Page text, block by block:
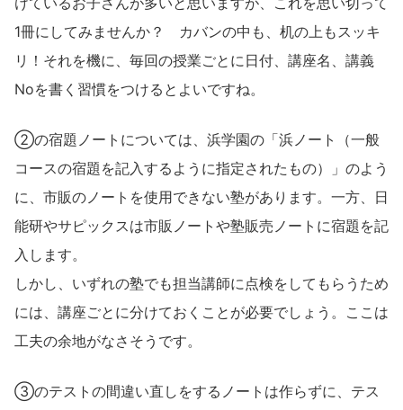
1冊にしてみませんか？ カバンの中も、机の上もスッキ
リ！それを機に、毎回の授業ごとに日付、講座名、講義
Noを書く習慣をつけるとよいですね。
②の宿題ノートについては、浜学園の「浜ノート（一般
コースの宿題を記入するように指定されたもの）」のよう
に、市販のノートを使用できない塾があります。一方、日
能研やサピックスは市販ノートや塾販売ノートに宿題を記
入します。
しかし、いずれの塾でも担当講師に点検をしてもらうため
には、講座ごとに分けておくことが必要でしょう。ここは
工夫の余地がなさそうです。
③のテストの間違い直しをするノートは作らずに、テス